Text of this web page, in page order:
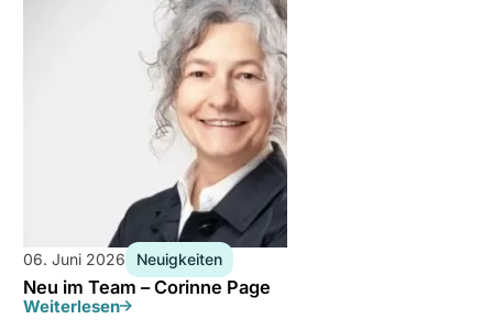
06. Juni 2026 Neuigkeiten
Neu im Team – Corinne Page
Weiterlesen